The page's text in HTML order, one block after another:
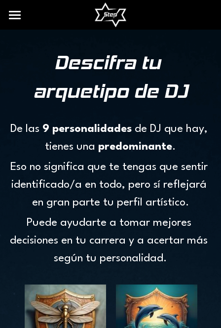
SERVICIOS DE DJ
CONTACTO
RECURSOS
FREE DOWNLOAD
Descifra tu
arquetipo de DJ
De las 9 personalidades de DJ que hay,
tienes una predominante.
Eso no significa que te tengas que sentir
identificado/a en todo, pero sí reflejará
en gran parte tu perfil artístico.
Puede ayudarte a tomar mejores
decisiones en tu carrera y a acertar más
según tu personalidad.